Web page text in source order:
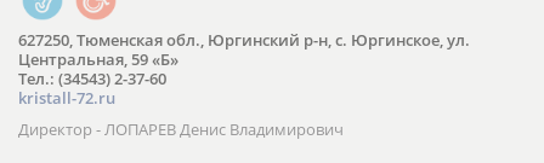
627250, Тюменская обл., Юргинский р-н, с. Юргинское, ул.
Центральная, 59 «Б»
Тел.: (34543) 2-37-60
kristall-72.ru
Директор - ЛОПАРЕВ Денис Владимирович